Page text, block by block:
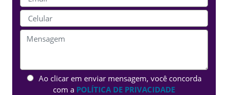
Ao clicar em enviar mensagem, você concorda
com a POLÍTICA DE PRIVACIDADE